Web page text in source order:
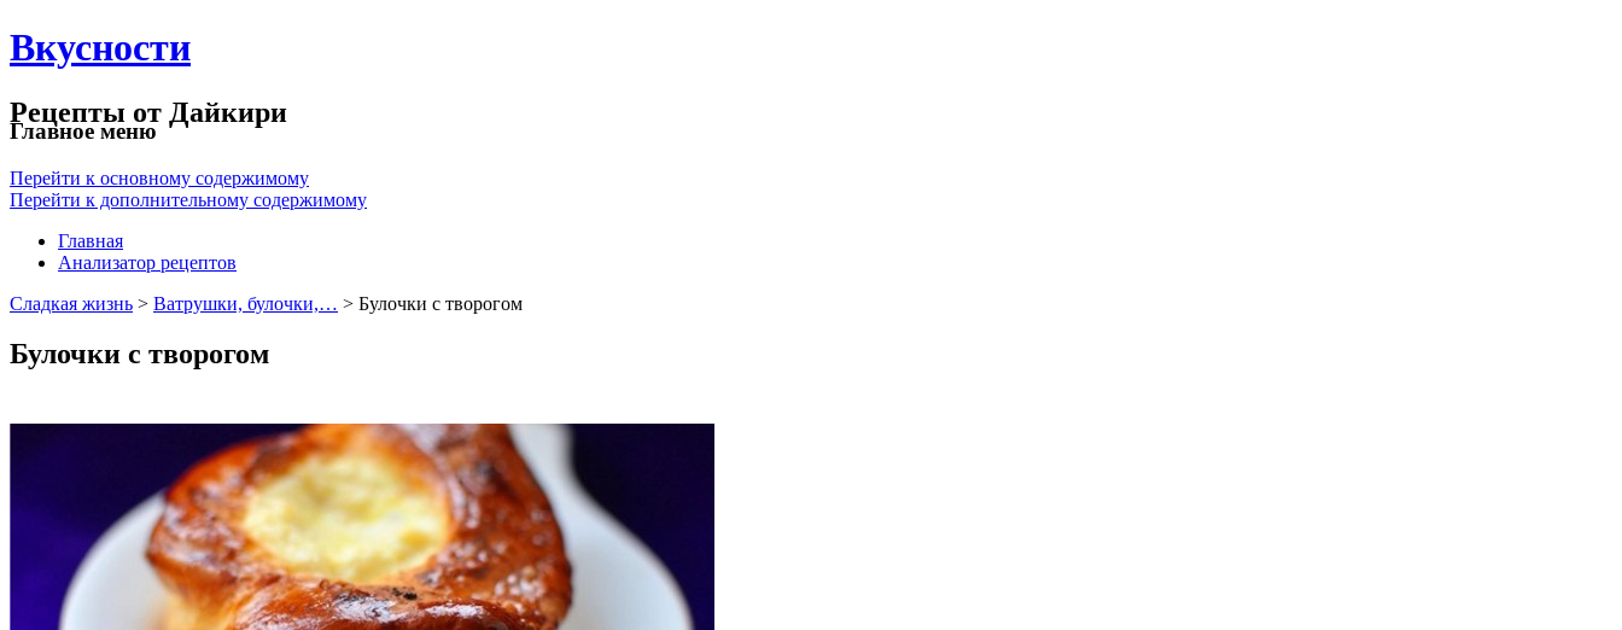
Вкусности
Рецепты от Дайкири
Главное меню
Перейти к основному содержимому
Перейти к дополнительному содержимому
Главная
Анализатор рецептов
Сладкая жизнь > Ватрушки, булочки,… > Булочки с творогом
Булочки с творогом